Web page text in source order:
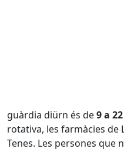
guàrdia diürn és de9 a
rotativa, les farmàcies de
Tenes. Les persones que